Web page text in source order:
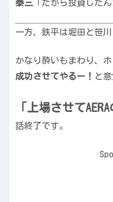
泰三「だから投資したん
一方、鉄平は堀田と笹
かなり酔いもまわり、
成功させてやるー！ と
「上場させてAERA
話終了です。